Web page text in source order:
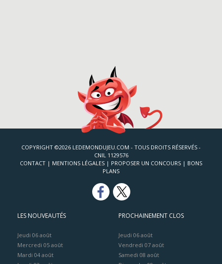
COPYRIGHT ©2026 LEDEMONDUJEU.COM - TOUS DROITS RÉSERVÉS -
CNIL 1129576
CONTACT | MENTIONS LÉGALES | PROPOSER UN CONCOURS | BONS
PLANS
LES NOUVEAUTÉS
Jeudi 06 août
Mercredi 05 août
Mardi 04 août
PROCHAINEMENT CLOS
Jeudi 06 août
Vendredi 07 août
Samedi 08 août